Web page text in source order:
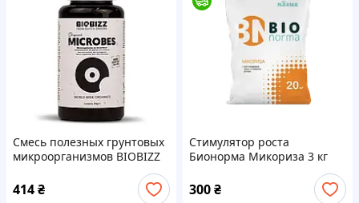
Смесь полезных грунтовых
микроорганизмов BIOBIZZ
Microbes 10g собственной
фасовки
414₴
Стимулятор роста
Бионорма Микориза 3 кг
(россипь)BioNorma Украина
300₴